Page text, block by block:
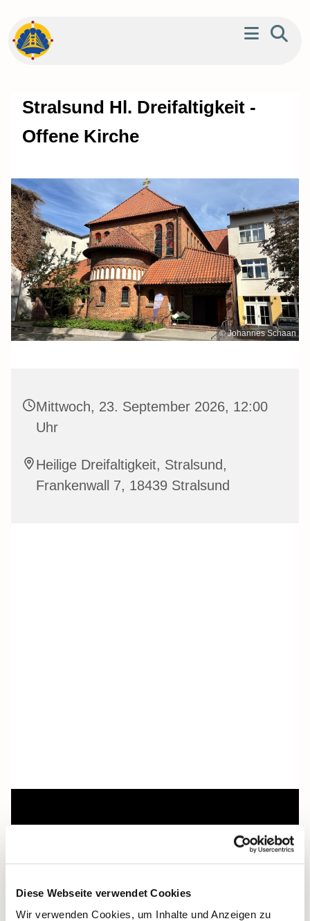
Diese Webseite verwendet Cookies
Wir verwenden Cookies, um Inhalte und Anzeigen zu
Stralsund Hl. Dreifaltigkeit -
Offene Kirche
© Johannes Schaan
Mittwoch, 23. September 2026, 12:00
Uhr
Heilige Dreifaltigkeit, Stralsund,
Frankenwall 7, 18439 Stralsund
Dies könnte Sie auch